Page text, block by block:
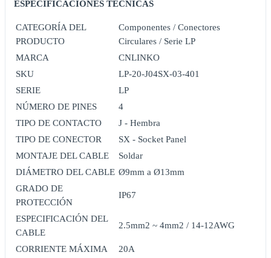
ESPECIFICACIONES TÉCNICAS
CATEGORÍA DEL
PRODUCTO
Componentes / Conectores
Circulares / Serie LP
MARCA
CNLINKO
SKU
LP-20-J04SX-03-401
SERIE
LP
NÚMERO DE PINES
4
TIPO DE CONTACTO
J - Hembra
TIPO DE CONECTOR
SX - Socket Panel
MONTAJE DEL CABLE
Soldar
DIÁMETRO DEL CABLE Ø9mm a Ø13mm
GRADO DE
PROTECCIÓN
IP67
ESPECIFICACIÓN DEL
CABLE
2.5mm2 ~ 4mm2 / 14-12AWG
CORRIENTE MÁXIMA
20A